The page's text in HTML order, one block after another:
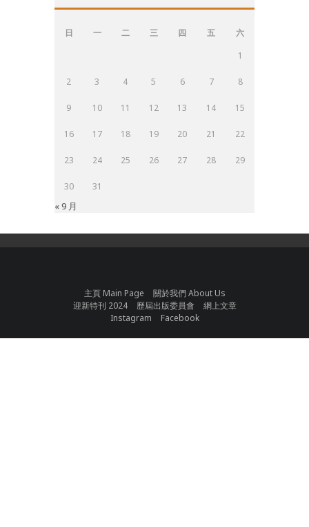
日 一 二 三 四 五
六
1
2 3 4 5 6 7 8
9 10 11 12 13 14 15
16 17 18 19 20 21 22
23 24 25 26 27 28 29
30 31
« 9 月
主頁 Main Page
關於我們 About Us
迎新特刊 2024
歷屆出版委員會
網上文章
Instagram
Facebook